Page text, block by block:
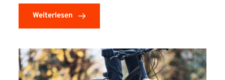
Weiterlesen